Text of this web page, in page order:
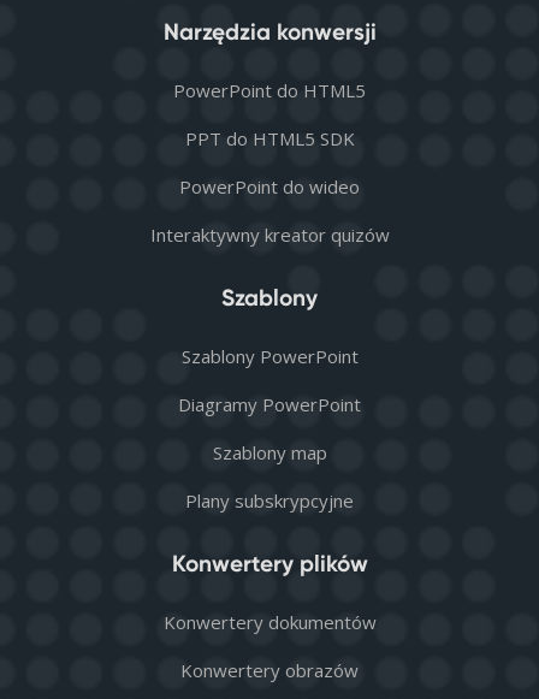
Narzędzia konwersji
PowerPoint do HTML5
PPT do HTML5 SDK
PowerPoint do wideo
Interaktywny kreator quizów
Szablony
Szablony PowerPoint
Diagramy PowerPoint
Szablony map
Plany subskrypcyjne
Konwertery plików
Konwertery dokumentów
Konwertery obrazów